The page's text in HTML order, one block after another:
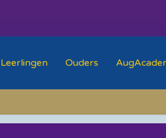
Leerlingen Ouders